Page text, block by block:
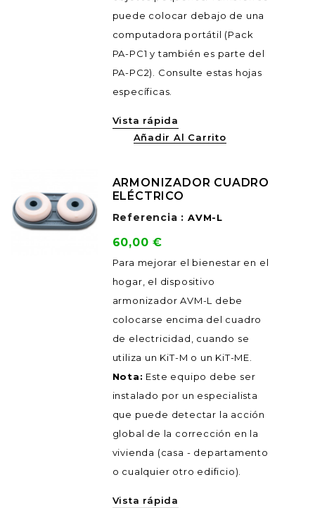
puede colocar debajo de una
computadora portátil (Pack
PA-PC1 y también es parte del
PA-PC2). Consulte estas hojas
específicas.
Vista rápida
Añadir Al Carrito
ARMONIZADOR CUADRO
ELÉCTRICO
Referencia : AVM-L
Precio
60,00 €
Para mejorar el bienestar en el
hogar, el dispositivo
armonizador AVM-L debe
colocarse encima del cuadro
de electricidad, cuando se
utiliza un KiT-M o un KiT-ME.
Nota: Este equipo debe ser
instalado por un especialista
que puede detectar la acción
global de la corrección en la
vivienda (casa - departamento
o cualquier otro edificio).
Vista rápida